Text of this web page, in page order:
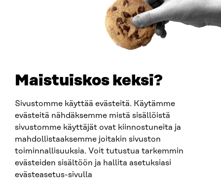
Maistuiskos keksi?
Sivustomme käyttää evästeitä. Käytämme
evästeitä nähdäksemme mistä sisällöistä
sivustomme käyttäjät ovat kiinnostuneita ja
mahdollistaaksemme joitakin sivuston
toiminnallisuuksia. Voit tutustua tarkemmin
evästeiden sisältöön ja hallita asetuksiasi
evästeasetus-sivulla
SITRA SOSIAALISESSA MEDIASSA
LinkedIn
Instagram
YouTube